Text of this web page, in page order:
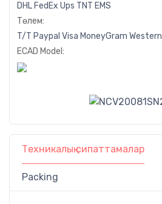
DHL FedEx Ups TNT EMS
Төлем:
T/T Paypal Visa MoneyGram Western
ECAD Model:
Техникалық сипаттамалар
Packing